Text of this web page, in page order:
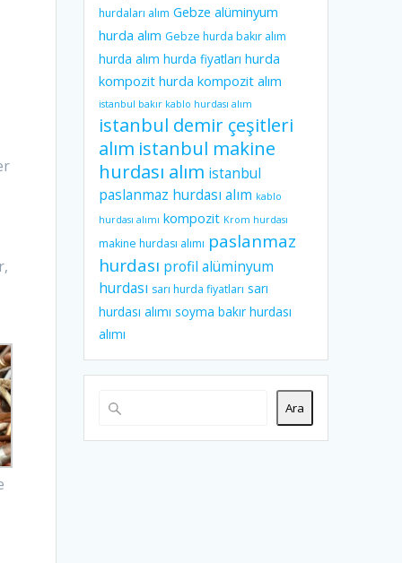
hurdaları alım Gebze alüminyum
hurda alım Gebze hurda bakır alım
hurda alım hurda fiyatları hurda
kompozit hurda kompozit alım
istanbul bakır kablo hurdası alım
istanbul demir çeşitleri
alım istanbul makine
hurdası alım istanbul
paslanmaz hurdası alım kablo
hurdası alımı kompozit Krom hurdası
makine hurdası alımı paslanmaz
hurdası profil alüminyum
hurdası sarı hurda fiyatları sarı
hurdası alımı soyma bakır hurdası
alımı
Ara